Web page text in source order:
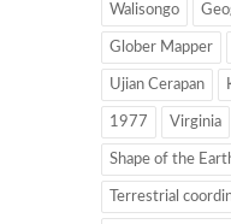
Walisongo
Glober Mapper
Ujian Cerapan
1977 Virginia
Shape of the
Terrestrial